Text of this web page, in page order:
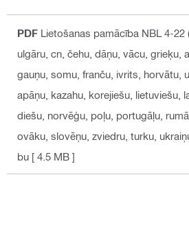
PDF Lietošanas pamācība NBL 4-22
ulgāru, cn, čehu, dāņu, vācu, grieķu,
gauņu, somu, franču, ivrits, horvātu,
apāņu, kazahu, korejiešu, lietuviešu,
diešu, norvēģu, poļu, portugāļu,
ovāku, slovēņu, zviedru, turku,
bu [ 4.5 MB ]